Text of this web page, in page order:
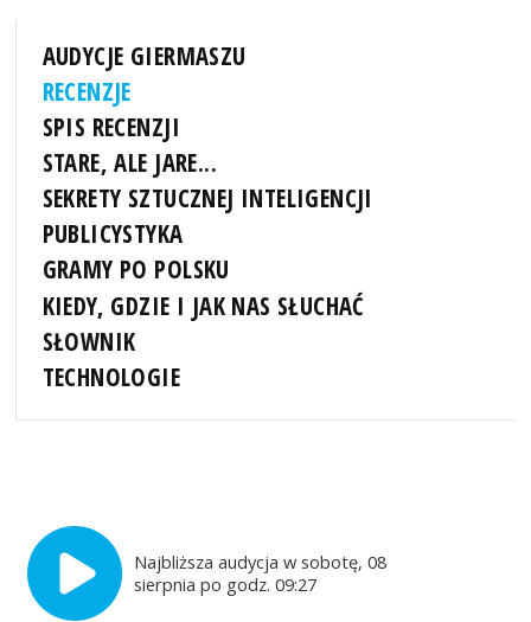
AUDYCJE GIERMASZU
RECENZJE
SPIS RECENZJI
STARE, ALE JARE...
SEKRETY SZTUCZNEJ INTELIGENCJI
PUBLICYSTYKA
GRAMY PO POLSKU
KIEDY, GDZIE I JAK NAS SŁUCHAĆ
SŁOWNIK
TECHNOLOGIE
Najbliższa audycja w sobotę, 08
sierpnia po godz. 09:27